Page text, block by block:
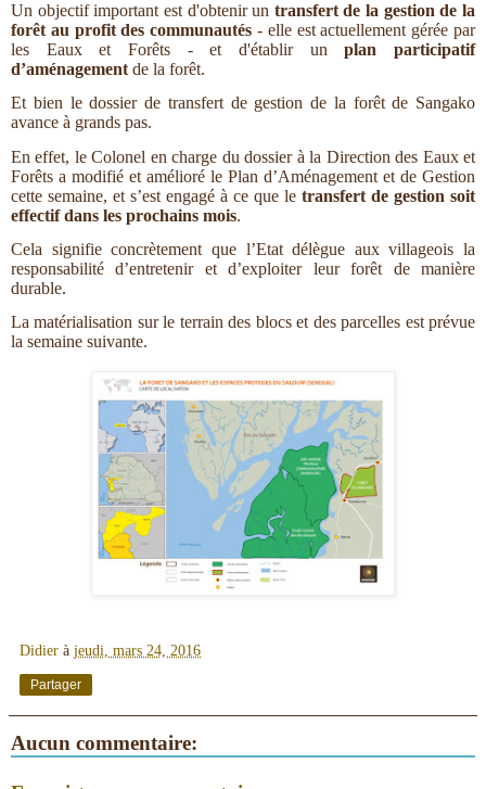
Un objectif important est d'obtenir un transfert de la gestion de la
forêt au profit des communautés - elle est actuellement gérée par
les Eaux et Forêts - et d'établir unplan participatif
d’aménagement de la forêt.
Et bien le dossier de transfert de gestion de la forêt de Sangako
avance à grands pas.
En effet, le Colonel en charge du dossier à la Direction des Eaux et
Forêts a modifié et amélioré le Plan d’Aménagement et de Gestion
cette semaine, et s’est engagé à ce que le transfert de gestion soit
effectif dans les prochains mois.
Cela signifie concrètement que l’Etat délègue aux villageois la
responsabilité d’entretenir et d’exploiter leur forêt de manière
durable.
La matérialisation sur le terrain des blocs et des parcelles est prévue
la semaine suivante.
Didier à jeudi, mars 24, 2016
Partager
Aucun commentaire: